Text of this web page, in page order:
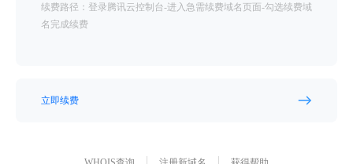
续费路径：登录腾讯云控制台-进入急需续费域名页面-勾选续费域
名完成续费
立即续费